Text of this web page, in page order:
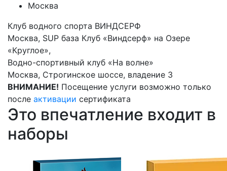
Москва
Клуб водного спорта ВИНДСЕРФ
Москва, SUP база Клуб «Виндсерф» на Озере
«Круглое»,
Водно-спортивный клуб «На волне»
Москва, Строгинское шоссе, владение 3
ВНИМАНИЕ! Посещение услуги возможно только
после активации сертификата
Это впечатление входит в
наборы